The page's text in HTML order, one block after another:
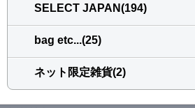
SELECT JAPAN(194)
bag etc...(25)
ネット限定雑貨(2)